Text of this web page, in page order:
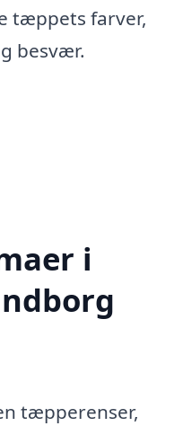
tæppets farver,
besvær.
i
tæpperenser,